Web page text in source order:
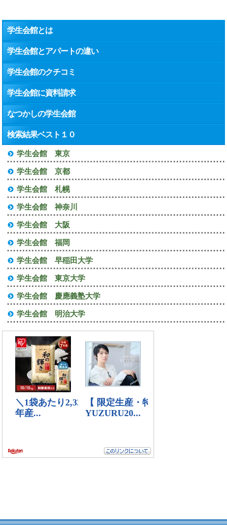
学生会館とは
学生会館とアパートの違い
学生会館のクチコミ
学生会館に資料請求
なつかしの学生会館
検索結果ベスト１０
学生会館 東京
学生会館 京都
学生会館 札幌
学生会館 神奈川
学生会館 大阪
学生会館 福岡
学生会館 早稲田大学
学生会館 東京大学
学生会館 慶應義塾大学
学生会館 明治大学